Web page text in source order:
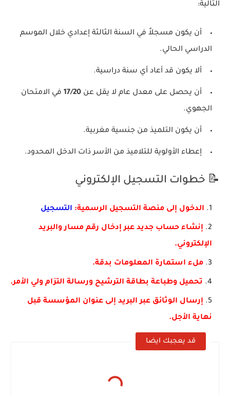
التالية:
أن يكون مسجلاً في السنة الثالثة إعدادي خلال الموسم
الدراسي الحالي.
ألا يكون قد أعاد أي سنة دراسية.
أن يحصل على معدل عام لا يقل عن 17/20 في الامتحان
الجهوي.
أن يكون التلميذ من جنسية مغربية.
إعطاء الأولوية للتلاميذ من الأسر ذات الدخل المحدود.
📝 خطوات التسجيل الإلكتروني
الدخول إلى منصة التسجيل الرسمية: التسجيل
إنشاء حساب جديد عبر إدخال رقم مسار والبريد
الإلكتروني.
ملء استمارة المعلومات بدقة.
تحميل وطباعة بطاقة الترشيح ورسالة التزام ولي الأمر.
إرسال الوثائق عبر البريد إلى عنوان المؤسسة قبل
نهاية الأجل.
قد يعجبك ايضا